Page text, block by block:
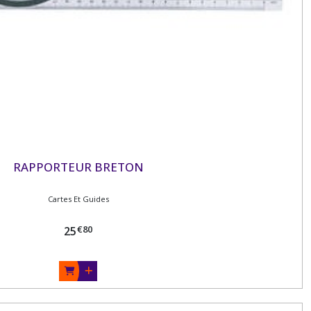
RAPPORTEUR BRETON
Cartes Et Guides
25€80